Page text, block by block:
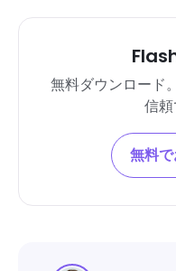
無料ダウンロード
信頼
無料